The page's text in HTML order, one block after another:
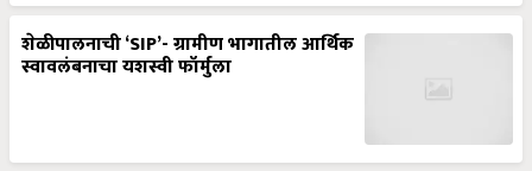
शेळीपालनाची ‘SIP’- ग्रामीण भागातील आर्थिक
स्वावलंबनाचा यशस्वी फॉर्मुला